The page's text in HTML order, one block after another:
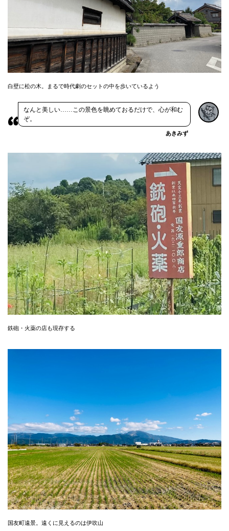
白壁に松の木。まるで時代劇のセットの中を歩いているよう
なんと美しい……この景色を眺めておるだけで、心が和む
ぞ。
あきみず
鉄砲・火薬の店も現存する
国友町遠景。遠くに見えるのは伊吹山